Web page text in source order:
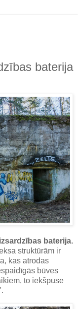
baterija
baterija.
struktūrām ir
kas atrodas
būves
to iekšpusē